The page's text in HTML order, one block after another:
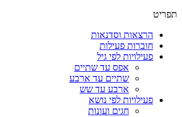
תפריט
הרצאות וסדנאות
חוברות פעילות
פעילויות לפי גיל
אפס עד שתיים
שתיים עד ארבע
ארבע עד שש
פעילויות לפי נושא
חגים ועונות